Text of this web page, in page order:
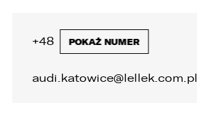
POKAŻ NUMER
+48 32 446 20 00
audi.katowice@lellek.com.pl